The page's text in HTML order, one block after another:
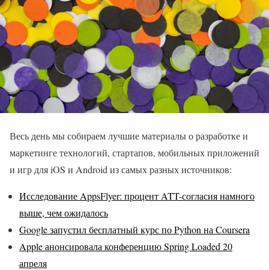
Весь день мы собираем лучшие материалы о разработке и
маркетинге технологий, стартапов, мобильных приложений
и игр для iOS и Android из самых разных источников:
Исследование AppsFlyer: процент ATT-согласия намного
выше, чем ожидалось
Google запустил бесплатный курс по Python на Coursera
Apple анонсировала конференцию Spring Loaded 20
апреля